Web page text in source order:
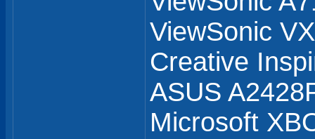
ViewSonic
Creative
ASUS
Microsoft